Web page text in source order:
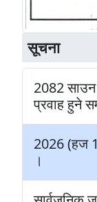
सूचना
2082 साउन
प्रवाह हुने
2026 (हज
।